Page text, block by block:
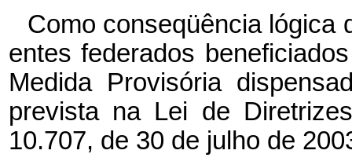
Como conseqüência lógica
entes federados
Medida Provisória
prevista na Lei de
10.707, de 30 de julho de